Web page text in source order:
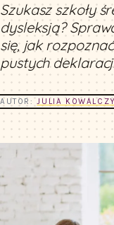
Szukasz szkoły
dysleksją?
się, jak
pustych
AUTOR:JULIA